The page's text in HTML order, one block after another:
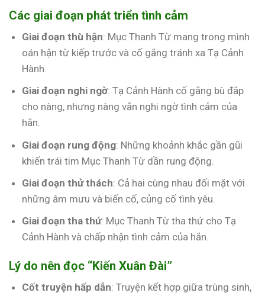
Các giai đoạn phát triển tình cảm
Giai đoạn thù hận: Mục Thanh Từ mang trong mình
oán hận từ kiếp trước và cố gắng tránh xa Tạ Cảnh
Hành.
Giai đoạn nghi ngờ: Tạ Cảnh Hành cố gắng bù đắp
cho nàng, nhưng nàng vẫn nghi ngờ tình cảm của
hắn.
Giai đoạn rung động: Những khoảnh khắc gần gũi
khiến trái tim Mục Thanh Từ dần rung động.
Giai đoạn thử thách: Cả hai cùng nhau đối mặt với
những âm mưu và biến cố, củng cố tình yêu.
Giai đoạn tha thứ: Mục Thanh Từ tha thứ cho Tạ
Cảnh Hành và chấp nhận tình cảm của hắn.
Lý do nên đọc “Kiến Xuân Đài”
Cốt truyện hấp dẫn: Truyện kết hợp giữa trùng sinh,